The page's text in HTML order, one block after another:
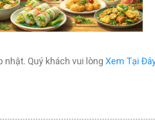
nhật. Quý khách vui lòng Xem Tại